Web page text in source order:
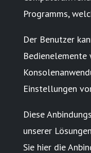
Programms,
Der Benutzer
Bedienelemente
Einstellungen
Diese
unserer
Sie hier die